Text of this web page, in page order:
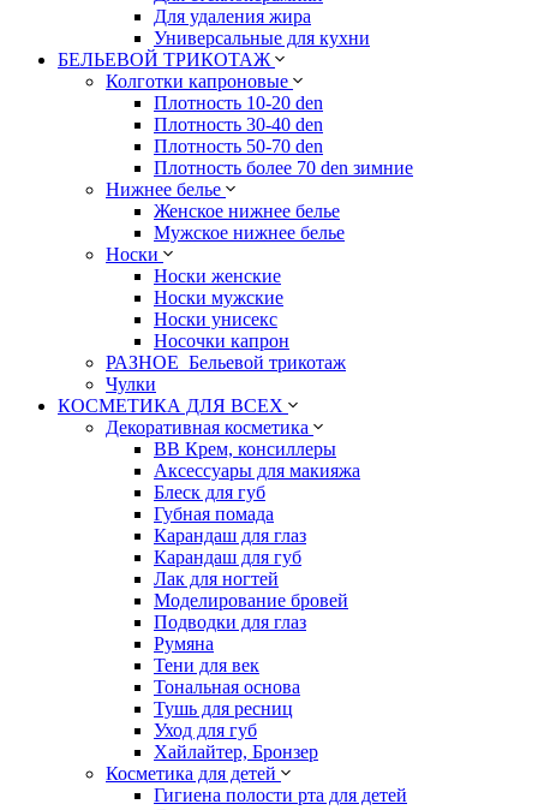
Для удаления жира
Универсальные для кухни
БЕЛЬЕВОЙ ТРИКОТАЖ
Колготки капроновые
Плотность 10-20 den
Плотность 30-40 den
Плотность 50-70 den
Плотность более 70 den зимние
Нижнее белье
Женское нижнее белье
Мужское нижнее белье
Носки
Носки женские
Носки мужские
Носки унисекс
Носочки капрон
РАЗНОЕ_Бельевой трикотаж
Чулки
КОСМЕТИКА ДЛЯ ВСЕХ
Декоративная косметика
BB Крем, консиллеры
Аксессуары для макияжа
Блеск для губ
Губная помада
Карандаш для глаз
Карандаш для губ
Лак для ногтей
Моделирование бровей
Подводки для глаз
Румяна
Тени для век
Тональная основа
Тушь для ресниц
Уход для губ
Хайлайтер, Бронзер
Косметика для детей
Гигиена полости рта для детей